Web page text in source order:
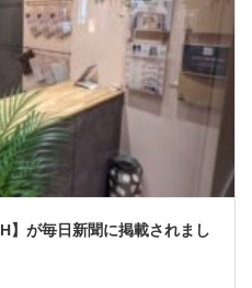
】が毎日新聞に掲載されまし